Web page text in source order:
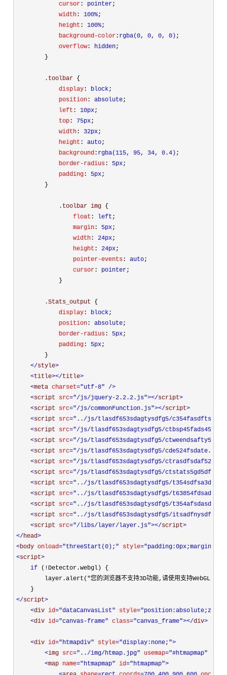
            cursor
: pointer;
            width
: 100%;
            height
: 100%;
            background-color
: rgba(0, 0, 0, 0) ;
            overflow
: hidden;
}
        .toolbar
{
            display
: block;
            position
: absolute;
            left
: 10px;
            top
: 75px;
            width
: 32px;
            height
: auto;
            background
: rgba(115, 95, 34, 0.4) ;
            border-radius
: 5px;
            padding
: 5px;
}
            .toolbar img
{
                float
: left ;
                margin
: 5px;
                width
: 24px;
                height
: 24px;
                pointer-events
: auto;
                cursor
: pointer;
}
        .Stats_output
{
            display
: block;
            position
: absolute;
            border-radius
: 5px;
            padding
: 5px;
}
</style>
<title></title>
<meta charset="utf-8" />
<script src="/js/jquery-2.2.2.js"></script>
<script src="/js/commonFunction.js"></script>
<script src="../js/tlasdf653sdagtysdfg5/
<script src="/js/tlasdf653sdagtysdfg5/
<script src="/js/tlasdf653sdagtysdfg5/
<script src="/js/tlasdf653sdagtysdfg5/cde524fsdate.js"
<script src="/js/tlasdf653sdagtysdfg5/
<script src="/js/tlasdf653sdagtysdfg5/
<script src="../js/tlasdf653sdagtysdfg5/
<script src="../js/tlasdf653sdagtysdfg5/
<script src="../js/tlasdf653sdagtysdfg5/
<script src="../js/tlasdf653sdagtysdfg5/
<script src="/libs/layer/layer.js"></script>
</head>
<body onload="threeStart(0);" style
<script>
if ( ! Detector.webgl) {
        layer.alert(
"您的浏览器不支持3D功能,请使用支持WebGL的
</script>
<div id="dataCanvasList" style="position:absolute;z-
<div id="canvas-frame" class="canvas_frame"></div>
<div id="htmapdiv" style="display:none;">
<img src="../img/htmap.jpg" usemap="#htmapmap"
<map name="htmapmap" id="htmapmap">